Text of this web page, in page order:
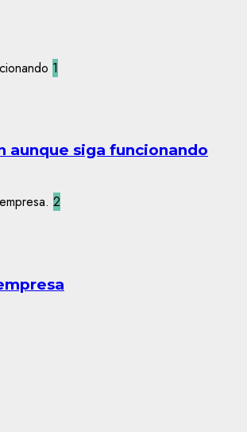
1
aunque siga funcionando
2